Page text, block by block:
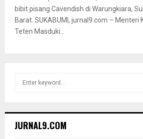
bibit pisang Cavendish di Warungkiara,
Barat. SUKABUMI, jurnal9.com – Menteri
Teten Masduki...
h
JURNAL9.COM